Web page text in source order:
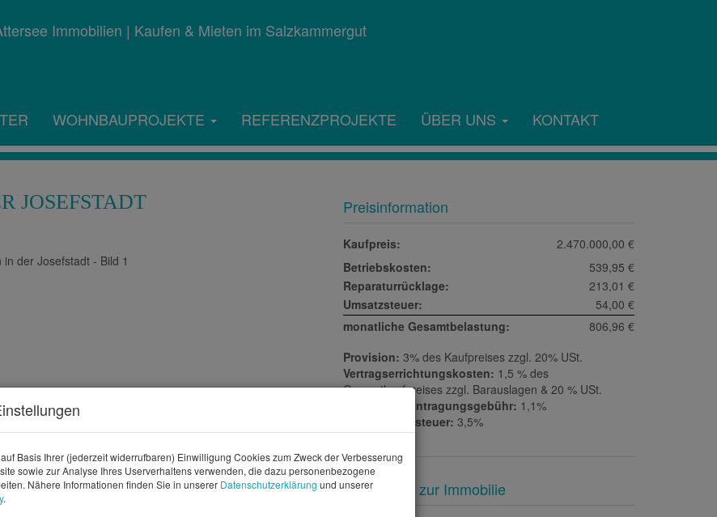
WOHNBAUPROJEKTE REFERENZPROJEKTE ÜBER UNS KONTAKT
JOSEFSTADT Preisinformation
Kaufpreis:
2.470.000,00 €
Betriebskosten:
539,95 €
Reparaturrücklage:
213,01 €
Umsatzsteuer:
54,00 €
monatliche Gesamtbelastung:
806,96 €
Provision: 3% des Kaufpreises zzgl. 20% USt.
Vertragserrichtungskosten: 1,5 % des
Gesamtkaufpreises zzgl. Barauslagen & 20 % USt.
Grundbucheintragungsgebühr: 1,1%
Grunderwerbsteuer: 3,5%
Basisdaten zur Immobilie
Basis Ihrer (jederzeit widerrufbaren) Einwilligung Cookies zum Zweck der Verbesserung
sowie zur Analyse Ihres Userverhaltens verwenden, die dazu personenbezogene
Nähere Informationen finden Sie in unserer Datenschutzerklärung und unserer
.